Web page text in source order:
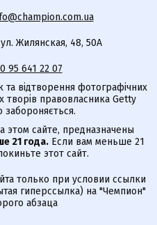
Жилянская, 48, 50А
95 641 22 07
відтворення фотографічних
творів правовласника Getty
сайте, предназначены
21 года.Если вам меньше 21
этот сайт.
только при условии ссылки
гиперссылка) на "Чемпион"
абзаца